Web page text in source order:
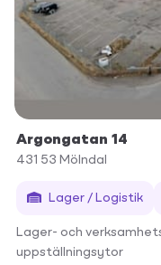
Argongatan 14
431 53 Mölndal
Lager / Logistik
Lager- och
uppställningsytor